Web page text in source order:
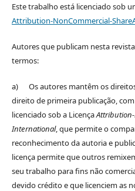
Este trabalho está licenciado sob
Attribution-NonCommercial-
Autores que publicam nesta
termos:
a) Os autores mantêm os
direito de primeira publicação,
licenciado sob a LicençaAttribution-
International, que permite o
reconhecimento da autoria e
licença permite que outros
seu trabalho para fins não
devido crédito e que licenciem as